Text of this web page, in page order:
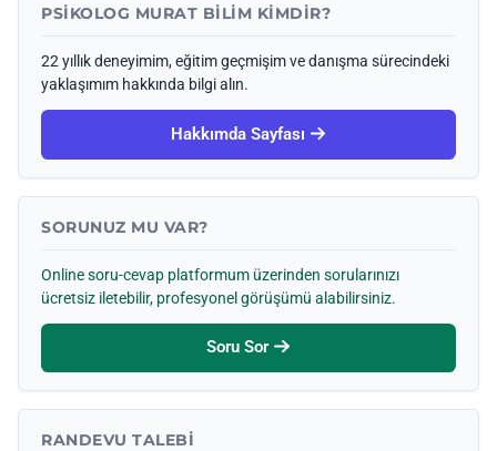
PSIKOLOG MURAT BILIM KIMDIR?
22 yıllık deneyimim, eğitim geçmişim ve danışma sürecindeki
yaklaşımım hakkında bilgi alın.
Hakkımda Sayfası
SORUNUZ MU VAR?
Online soru-cevap platformum üzerinden sorularınızı
ücretsiz iletebilir, profesyonel görüşümü alabilirsiniz.
Soru Sor
RANDEVU TALEBI